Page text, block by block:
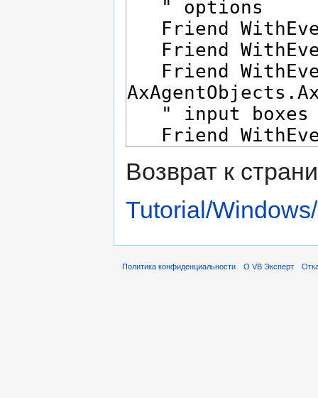
Возврат к
Tutorial/
Политика конфиденциальности О VB Эксперт